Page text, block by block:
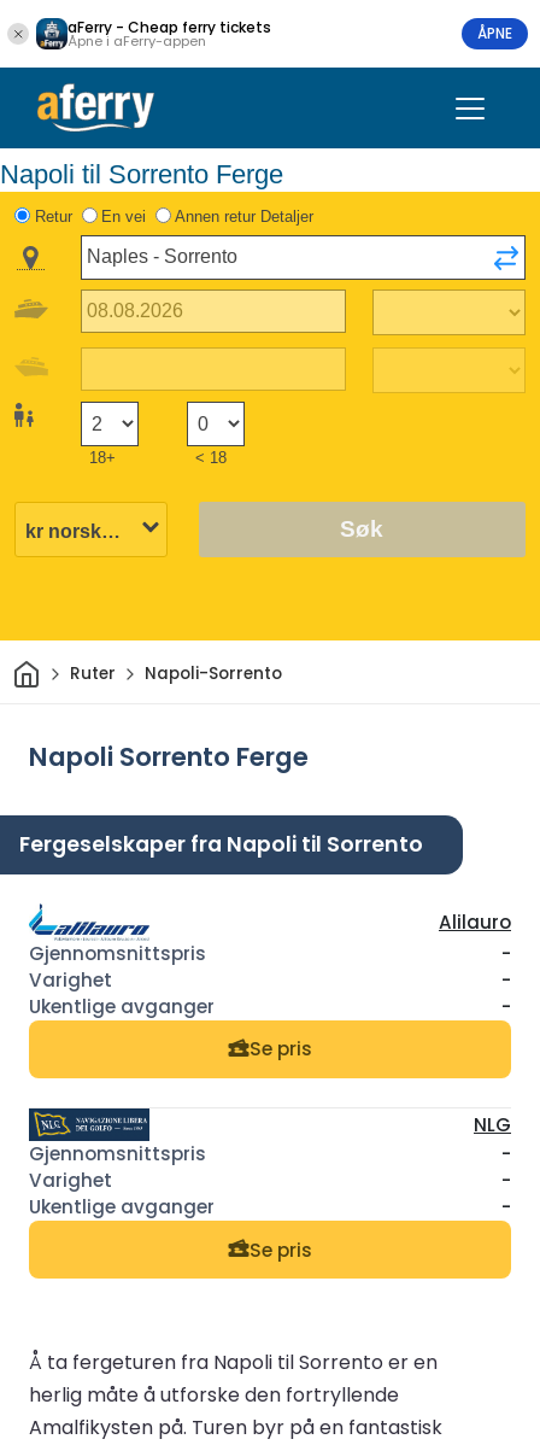
aFerry - Cheap ferry tickets
Åpne i aFerry-appen ÅPNE
Napoli til Sorrento Ferge
Retur En vei Annen retur Detaljer
18+ < 18
Søk
HjemRuter Napoli-Sorrento
Napoli Sorrento Ferge
Fergeselskaper fra Napoli til Sorrento
Alilauro
-
-
-
Se pris
NLG
-
-
-
Se pris
Å ta fergeturen fra Napoli til Sorrento er en
herlig måte å utforske den fortryllende
Amalfikysten på. Turen byr på en fantastisk